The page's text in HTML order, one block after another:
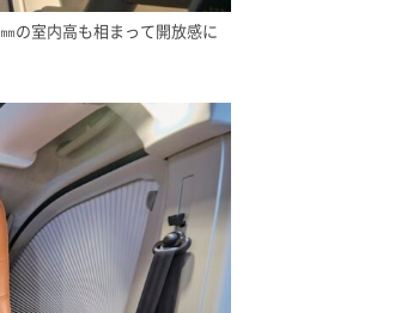
の室内高も相まって開放感に